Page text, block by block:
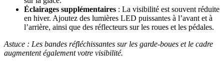
Éclairages supplémentaires : La visibilité est souvent réduite
en hiver. Ajoutez des lumières LED puissantes à l’avant et à
l’arrière, ainsi que des réflecteurs sur les roues et les pédales.
Astuce : Les bandes réfléchissantes sur les garde-boues et le cadre
augmentent également votre visibilité.